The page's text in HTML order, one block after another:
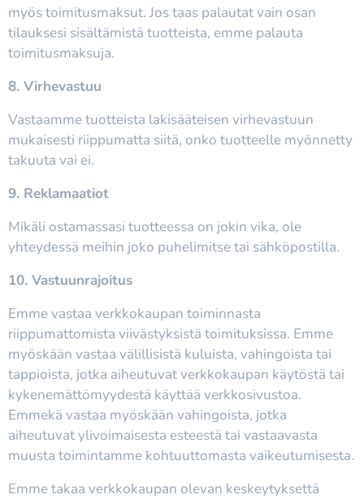
myös toimitusmaksut. Jos taas palautat vain osan
tilauksesi sisältämistä tuotteista, emme palauta
toimitusmaksuja.
8. Virhevastuu
Vastaamme tuotteista lakisääteisen virhevastuun
mukaisesti riippumatta siitä, onko tuotteelle myönnetty
takuuta vai ei.
9. Reklamaatiot
Mikäli ostamassasi tuotteessa on jokin vika, ole
yhteydessä meihin joko puhelimitse tai sähköpostilla.
10. Vastuunrajoitus
Emme vastaa verkkokaupan toiminnasta
riippumattomista viivästyksistä toimituksissa. Emme
myöskään vastaa välillisistä kuluista, vahingoista tai
tappioista, jotka aiheutuvat verkkokaupan käytöstä tai
kykenemättömyydestä käyttää verkkosivustoa.
Emmekä vastaa myöskään vahingoista, jotka
aiheutuvat ylivoimaisesta esteestä tai vastaavasta
muusta toimintamme kohtuuttomasta vaikeutumisesta.
Emme takaa verkkokaupan olevan keskeytyksettä